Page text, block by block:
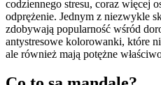
codziennego stresu, coraz więcej
odprężenie. Jednym z niezwykle
zdobywają popularność wśród
antystresowe kolorowanki, które
ale również mają potężne